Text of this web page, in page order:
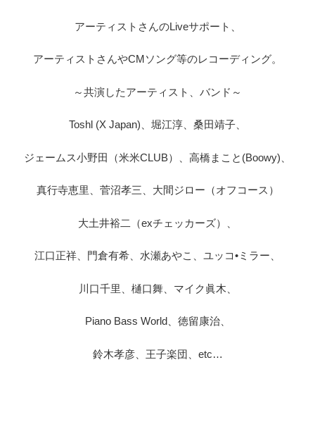
アーティストさんのLiveサポート、
アーティストさんやCMソング等のレコーディング。
～共演したアーティスト、バンド～
Toshl (X Japan)、堀江淳、桑田靖子、
ジェームス小野田（米米CLUB）、高橋まこと(Boowy)、
真行寺恵里、菅沼孝三、大間ジロー（オフコース）
大土井裕二（exチェッカーズ）、
江口正祥、門倉有希、水瀬あやこ、ユッコ•ミラー、
川口千里、樋口舞、マイク眞木、
Piano Bass World、徳留康治、
鈴木孝彦、王子楽団、etc…